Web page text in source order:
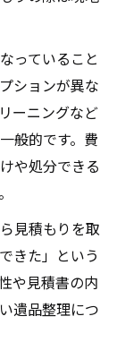
心構え
策法
積もり活用
品整理の方
な費用削減
整理の工夫
費用を節約
ント
っていること
ションが異な
ーニングなど
般的です。費
や処分できる
見積もりを取
きた」という
や見積書の内
遺品整理につ